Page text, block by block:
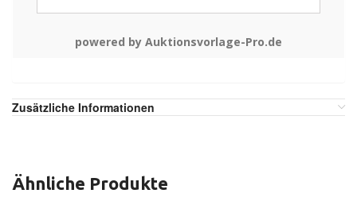
powered by Auktionsvorlage-Pro.de
Zusätzliche Informationen
Ähnliche Produkte